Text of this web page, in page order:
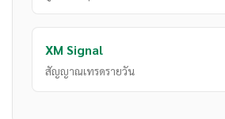
XM Signal
สัญญาณเทรดรายวัน